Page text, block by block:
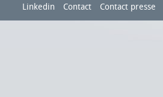
Linkedin Contact Contact presse